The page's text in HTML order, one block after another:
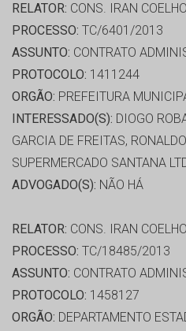
RELATOR: CONS. IRAN
PROCESSO: TC/6401/2013
ASSUNTO: CONTRATO
PROTOCOLO: 1411244
ORGÃO: PREFEITURA
INTERESSADO(S): DIOGO
GARCIA DE FREITAS,
SUPERMERCADO SANTANA
ADVOGADO(S): NÃO HÁ
RELATOR: CONS. IRAN
PROCESSO: TC/18485/2013
ASSUNTO: CONTRATO
PROTOCOLO: 1458127
ORGÃO: DEPARTAMENTO